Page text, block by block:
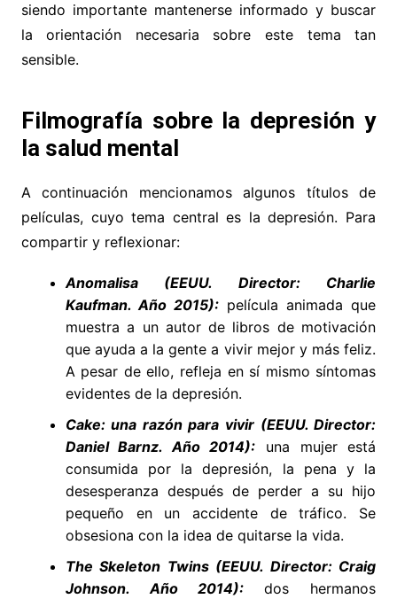
siendo importante mantenerse informado y buscar
la orientación necesaria sobre este tema tan
sensible.
Filmografía sobre la depresión y
la salud mental
A continuación mencionamos algunos títulos de
películas, cuyo tema central es la depresión. Para
compartir y reflexionar:
Anomalisa (EEUU. Director: Charlie
Kaufman. Año 2015):película animada que
muestra a un autor de libros de motivación
que ayuda a la gente a vivir mejor y más feliz.
A pesar de ello, refleja en sí mismo síntomas
evidentes de la depresión.
Cake: una razón para vivir (EEUU. Director:
Daniel Barnz. Año 2014): una mujer está
consumida por la depresión, la pena y la
desesperanza después de perder a su hijo
pequeño en un accidente de tráfico. Se
obsesiona con la idea de quitarse la vida.
The Skeleton Twins (EEUU. Director: Craig
Johnson. Año 2014):dos hermanos